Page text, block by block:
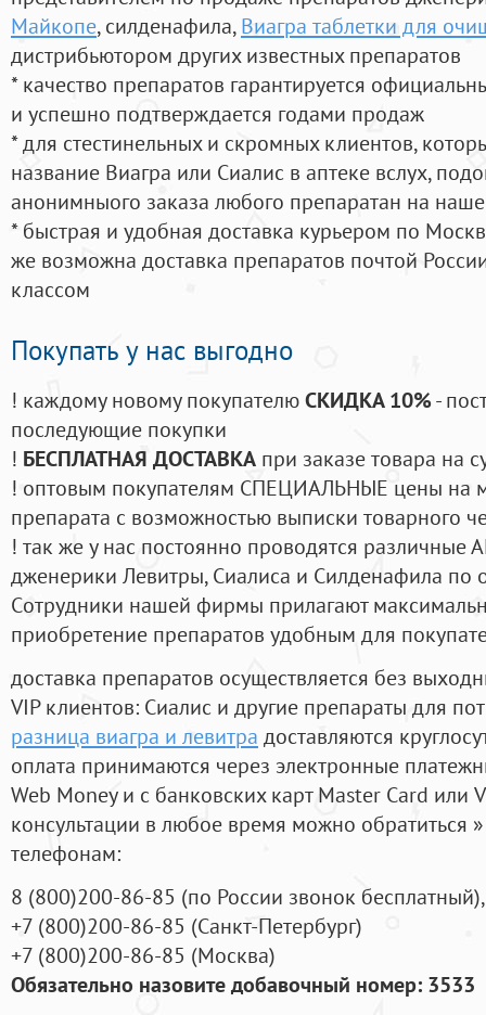
Майкопе, силденафила, Виагра таблетки для
дистрибьютором других известных препаратов
* качество препаратов гарантируется
и успешно подтверждается годами продаж
* для стестинельных и скромных клиентов,
название Виагра или Сиалис в аптеке вслух,
анонимныого заказа любого препаратан на
* быстрая и удобная доставка курьером по
же возможна доставка препаратов почтой
классом
Покупать у нас выгодно
! каждому новому покупателюСКИДКА 10%-
последующие покупки
! БЕСПЛАТНАЯ ДОСТАВКА при заказе товара на
! оптовым покупателям СПЕЦИАЛЬНЫЕ цены на
препарата с возможностью выписки товарного
! так же у нас постоянно проводятся
дженерики Левитры, Сиалиса и Силденафила по
Cотрудники нашей фирмы прилагают
приобретение препаратов удобным для
доставка препаратов осуществляется без
VIP клиентов: Сиалис и другие препараты для
разница виагра и левитра доставляются
оплата принимаются через электронные
Web Money и с банковских карт Master Card или
консультации в любое время можно обратиться
телефонам:
8 (800)200-86-85 (по России звонок бесплатный),
+7 (800)200-86-85 (Санкт-Петербург)
+7 (800)200-86-85 (Москва)
Обязательно назовите добавочный номер: 3533